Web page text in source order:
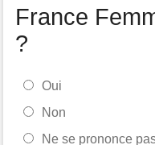
France
?
Oui
Non
Ne se prononce